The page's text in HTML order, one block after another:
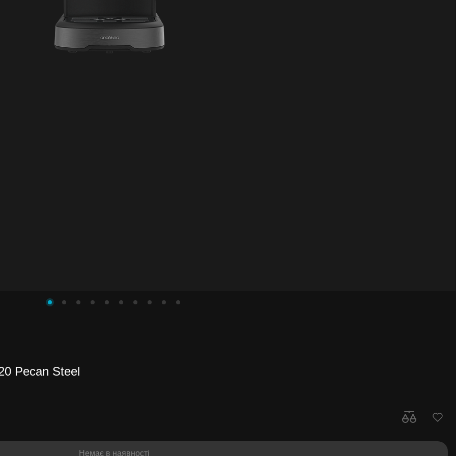
Pecan Steel
до
Немає в наявності